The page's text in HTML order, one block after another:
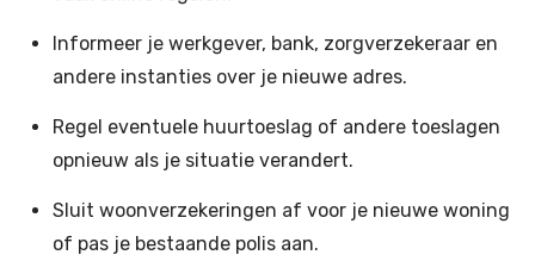
Informeer je werkgever, bank, zorgverzekeraar en
andere instanties over je nieuwe adres.
Regel eventuele huurtoeslag of andere toeslagen
opnieuw als je situatie verandert.
Sluit woonverzekeringen af voor je nieuwe woning
of pas je bestaande polis aan.